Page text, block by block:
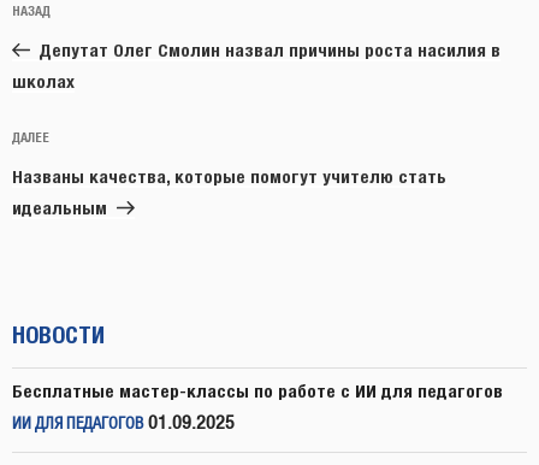
по
записям
Предыдущая
запись:
НАЗАД
Депутат Олег Смолин назвал причины роста насилия в
школах
Следующая
запись
ДАЛЕЕ
Названы качества, которые помогут учителю стать
идеальным
НОВОСТИ
Бесплатные мастер-классы по работе с ИИ для педагогов
ИИ ДЛЯ ПЕДАГОГОВ 01.09.2025